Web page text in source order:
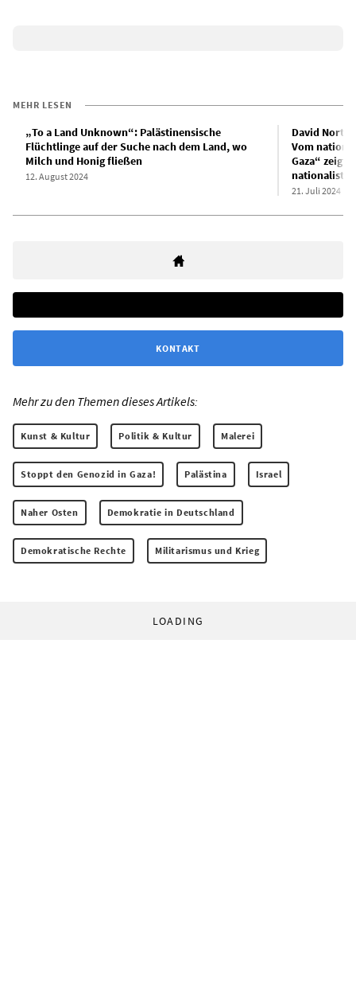
MEHR LESEN
„To a Land Unknown“: Palästinensische
Flüchtlinge auf der Suche nach dem Land, wo
Milch und Honig fließen
12. August 2024
David
Vom
Gaza“ zeigt
21. Juli 2024
KONTAKT
Mehr zu den Themen dieses Artikels:
Kunst & Kultur Politik & Kultur Malerei
Stoppt den Genozid in Gaza! Palästina Israel
Naher Osten Demokratie in Deutschland
Demokratische Rechte Militarismus und Krieg
LOADING